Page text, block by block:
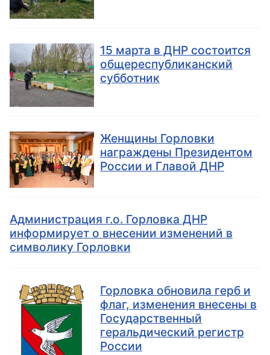
15 марта в ДНР состоится
общереспубликанский
субботник
Женщины Горловки
награждены Президентом
России и Главой ДНР
Администрация г.о. Горловка ДНР
информирует о внесении изменений в
символику Горловки
Горловка обновила герб и
флаг, изменения внесены в
Государственный
геральдический регистр
России